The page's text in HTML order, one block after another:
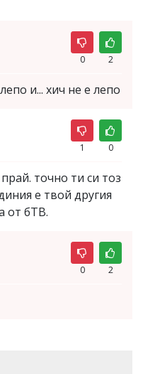
0 2
и... хич не е лепо
1 0
точно ти си тоз
е твой другия
от бТВ.
0 2